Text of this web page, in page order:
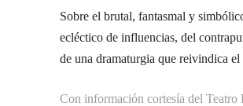
Sobre el brutal, fantasmal y
ecléctico de influencias, del
de una dramaturgia que reivindica
Con información cortesía del Teatro